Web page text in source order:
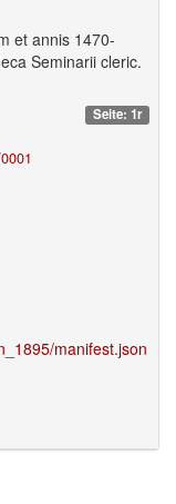
et annis 1470-
Seminarii cleric.
Seite: 1r
manifest.json